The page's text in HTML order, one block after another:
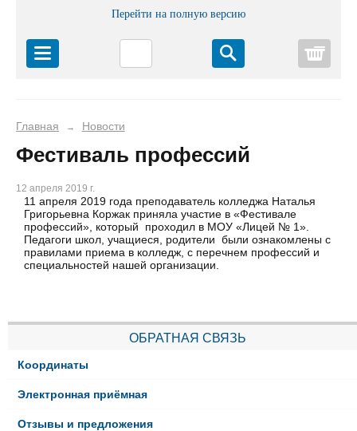
Перейти на полную версию
Главная → Новости
Фестиваль профессий
12 апреля 2019 г.
11 апреля 2019 года преподаватель колледжа Наталья
Григорьевна Коржак приняла участие в «Фестивале
профессий», который проходил в МОУ «Лицей № 1».
Педагоги школ, учащиеся, родители были ознакомлены с
правилами приема в колледж, с перечнем профессий и
специальностей нашей организации.
ОБРАТНАЯ СВЯЗЬ
Координаты
Электронная приёмная
Отзывы и предложения